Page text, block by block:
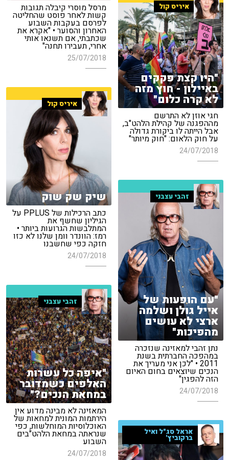
מרסל מוסרי קיבלה תגובות
קשות לאחר פוסט שהחליטה
לפרסם בעקבות השבוע
האחרון והסוער • "אקרא את
שכתבתי, אם תשנאו אותי
אחרי, תעבירו תחנה"
25/07/2018
איריס קול
"היו קצת פקקים
באיילון - חוץ מזה
לא קרה כלום"
חגי אוזן לא התרשם
מההפגנה של קהילת הלהט"ב,
אבל הייתה לו ביקורת גדולה
על חוק הלאום: "חוק מיותר"
24/07/2018
איריס קול
שיק שק שוק
כתב הרכילות של PPLUS על
הגיליון שחשף את
המתלבשות הגרועות ביותר •
רמז: הוונדר וומן שלנו לא כזו
חזקה כפי שחשבנו
24/07/2018
זהבי עצבני
"עם הופעות של
אייל גולן ושלמה
ארצי לא עושים
מהפיכות"
נתן זהבי למאזינה שנזכרה
במהפכה החברתית בשנת
2011 • "לכן אני מעריך את
הנכים שיוצאים בחום האיום
הזה להפגין"
24/07/2018
זהבי עצבני
"איפה כל עשרות
האלפים כשמדובר
במחאת הנכים?"
המאזינה לא מבינה מדוע אין
הירתמות המונית למחאות של
האוכלוסיות המוחלשות, כפי
שנראתה במחאת הלהט"בים
השבוע
24/07/2018
אראל סג"ל ואיל
ברקוביץ'